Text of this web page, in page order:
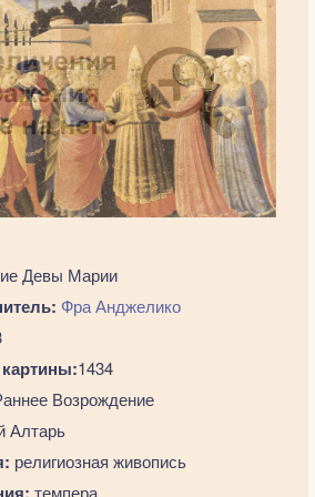
Девы Марии
Фра Анджелико
1434
Возрождение
Алтарь
религиозная живопись
темпера